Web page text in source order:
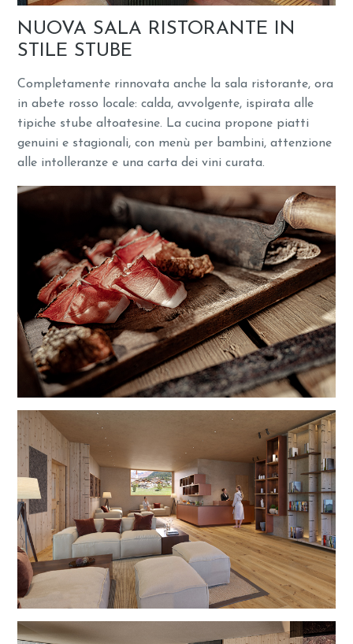
NUOVA SALA RISTORANTE IN
STILE STUBE
Completamente rinnovata anche la sala ristorante, ora
in abete rosso locale: calda, avvolgente, ispirata alle
tipiche stube altoatesine. La cucina propone piatti
genuini e stagionali, con menù per bambini, attenzione
alle intolleranze e una carta dei vini curata.